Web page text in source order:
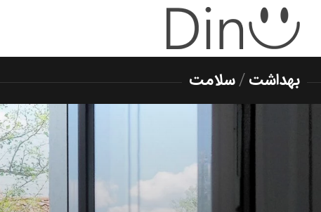
بهداشت/سلامت